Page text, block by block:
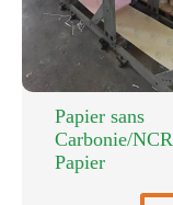
Papier sans
Carbonie/NCR
Papier